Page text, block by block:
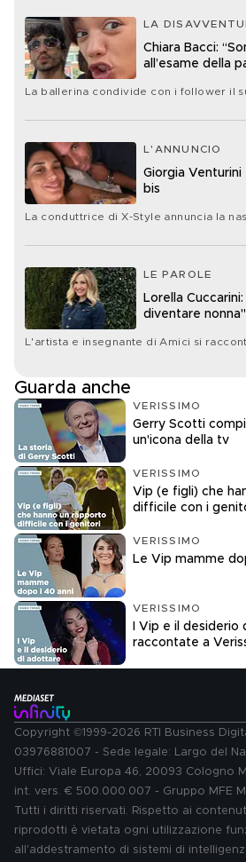
LA
Chiara Bacci:
all’esame della
La ballerina condivide con i follower il
L'ANNUNCIO
Giorgia
bis
La conduttrice di X-Style annuncia la
LE PAROLE
Lorella
diventare nonna"
L'artista e insegnante di Amici si
Guarda anche
VERISSIMO
Gerry Scotti
un'icona della tv
VERISSIMO
Vip (e figli) che
difficile con i
VERISSIMO
Le Vip mamme
VERISSIMO
I Vip e il
raccontate a
Copyright ©1999-2026 RTI Business
03976881007 - Sede legale: Largo del
Uffici: Viale Europa 46, 20093 Cologno
int. vers. € 500.000.007 - Gruppo MFE
Tutti i diritti riservati. Rispetto ai
riprodotti è vietata ogni utilizzazione
all'addestramento di sistemi di